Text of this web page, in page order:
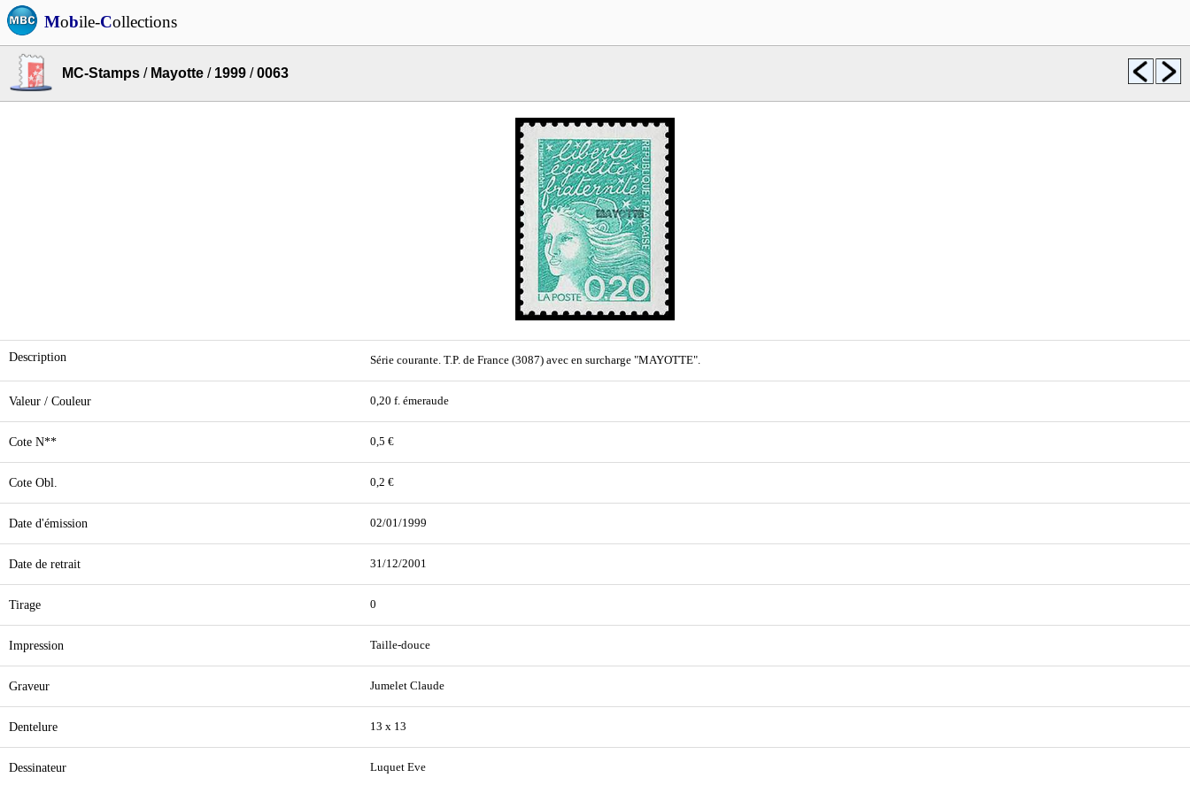
Mobile-Collections
MC-Stamps / Mayotte / 1999 /0063
Description Série courante. T.P. de France (3087) avec en surcharge "MAYOTTE".
Valeur / Couleur 0,20 f. émeraude
Cote N** 0,5 €
Cote Obl. 0,2 €
Date d'émission 02/01/1999
Date de retrait 31/12/2001
Tirage 0
Impression Taille-douce
Graveur Jumelet Claude
Dentelure 13 x 13
Dessinateur Luquet Eve